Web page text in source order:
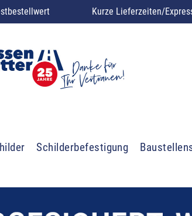
Kurze Lieferzeiten/
Schilderbefestigung